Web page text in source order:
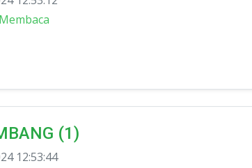
(1)
12:53:44